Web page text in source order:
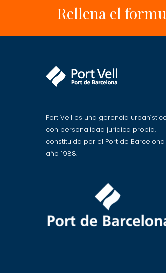
Rellena el
Port Vell es una gerencia
con personalidad jurídica propia,
constituida por el Port de Barcelona
año 1988.